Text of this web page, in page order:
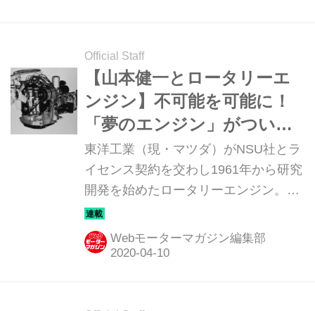
開発を託されたのが、気鋭のエンジニ
ア山本健一氏だった。この連載ではそ
の開発過程から1991年のマツダ787B
によるル・マン24時間制覇までを、マ
ツダOBの小早川隆治さんの話に基づ
いて辿ってみる。
Official Staff
【山本健一とロータリーエ
ンジン】不可能を可能に！
「夢のエンジン」がついに
完成する［第4回］
東洋工業（現・マツダ）がNSU社とラ
イセンス契約を交わし1961年から研究
開発を始めたロータリーエンジン。
1951年にフェリックス・ヴァンケル博
士が発明したもので、「夢のエンジ
ン」とまで言われたが、実際には未完
Webモーターマガジン編集部